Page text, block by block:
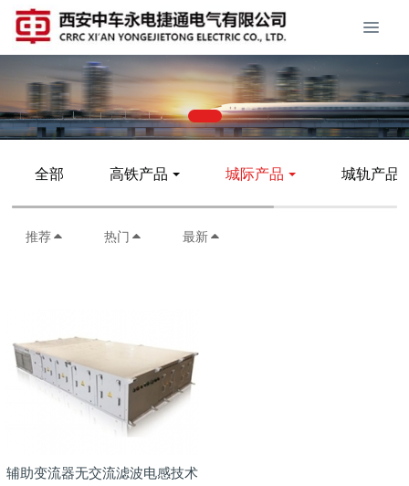
全部 高铁产品 城际产品 城轨产品
推荐 热门 最新
辅助变流器无交流滤波电感技术